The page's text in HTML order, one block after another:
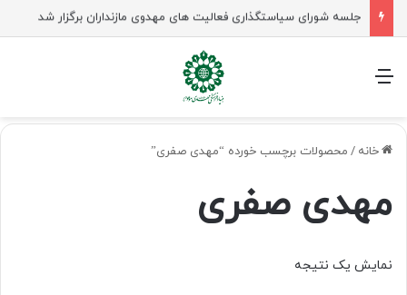
جلسه شورای سیاستگذاری فعالیت های مهدوی مازنداران برگزار شد
منو
خانه / محصولات برچسب خورده “مهدی صفری”
مهدی صفری
نمایش یک نتیجه